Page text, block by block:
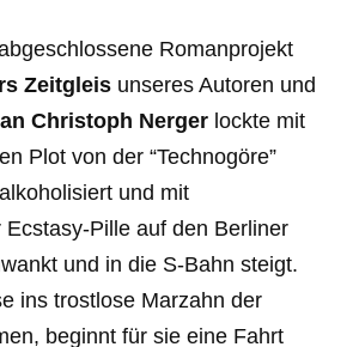
Romanprojekt
Zeitgleis unseres Autoren und
Christoph Nerger lockte mit
Plot von der “Technogöre”
und mit
Ecstasy-Pille auf den Berliner
und in die S-Bahn steigt.
ins trostlose Marzahn der
beginnt für sie eine Fahrt